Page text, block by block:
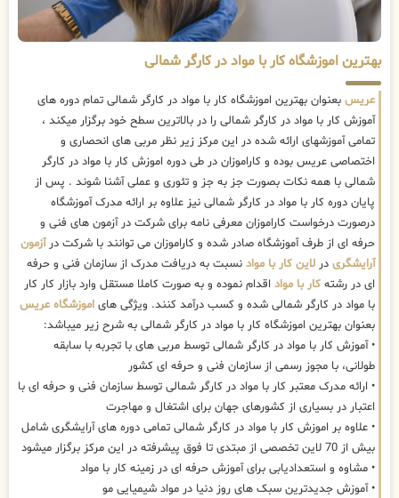
بهترین اموزشگاه کار با مواد در کارگر شمالی
عریس بعنوان بهترین اموزشگاه کار با مواد در کارگر شمالی تمام دوره های
آموزش کار با مواد در کارگر شمالی را در بالاترین سطح خود برگزار میکند ،
تمامی آموزشهای ارائه شده در این مرکز زیر نظر مربی های انحصاری و
اختصاصی عریس بوده و کاراموزان در طی دوره اموزش کار با مواد در کارگر
شمالی با همه نکات بصورت جز به جز و تئوری و عملی آشنا شوند . پس از
پایان دوره کار با مواد در کارگر شمالی نیز علاوه بر ارائه مدرک آموزشگاه
درصورت درخواست کاراموزان معرفی نامه برای شرکت در آزمون های فنی و
حرفه ای از طرف آموزشگاه صادر شده و کاراموزان می توانند با شرکت درآزمون
آرایشگری در لاین کار با مواد نسبت به دریافت مدرک از سازمان فنی و حرفه
ای در رشته کار با مواد اقدام نموده و به صورت کاملا مستقل وارد بازار کار کار
با مواد در کارگر شمالی شده و کسب درآمد کنند. ویژگی های اموزشگاه عریس
بعنوان بهترین اموزشگاه کار با مواد در کارگر شمالی به شرح زیر میباشد:
• آموزش کار با مواد در کارگر شمالی توسط مربی های با تجربه با سابقه
طولانی، با مجوز رسمی از سازمان فنی و حرفه ای کشور
• ارائه مدرک معتبر کار با مواد در کارگر شمالی توسط سازمان فنی و حرفه ای با
اعتبار در بسیاری از کشورهای جهان برای اشتغال و مهاجرت
• علاوه بر اموزش کار با مواد در کارگر شمالی تمامی دوره های آرایشگری شامل
بیش از 70 لاین تخصصی از مبتدی تا فوق پیشرفته در این مرکز برگزار میشود
• مشاوه و استعدادیابی برای آموزش حرفه ای در زمینه کار با مواد
• آموزش جدیدترین سبک های روز دنیا در مواد شیمیایی مو